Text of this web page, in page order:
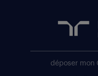
déposer mon